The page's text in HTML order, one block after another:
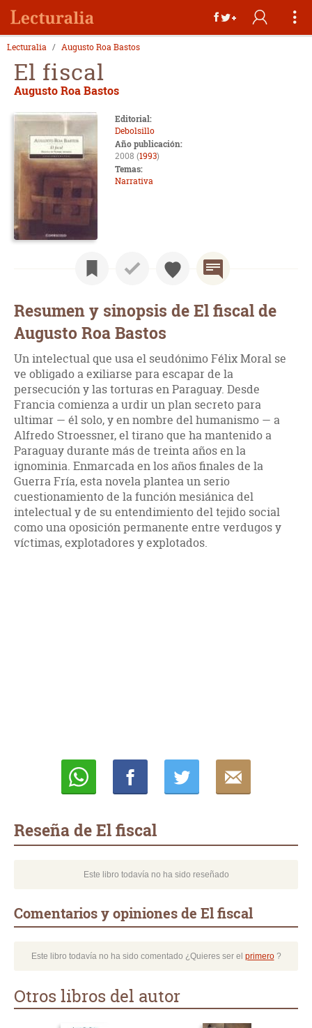
Lecturalia Augusto Roa Bastos
El fiscal
Augusto Roa Bastos
Editorial:
Debolsillo
Año publicación:
2008 (1993)
Temas:
Narrativa
Resumen y sinopsis de El fiscal de
Augusto Roa Bastos
Un intelectual que usa el seudónimo Félix Moral se
ve obligado a exiliarse para escapar de la
persecución y las torturas en Paraguay. Desde
Francia comienza a urdir un plan secreto para
ultimar — él solo, y en nombre del humanismo — a
Alfredo Stroessner, el tirano que ha mantenido a
Paraguay durante más de treinta años en la
ignominia. Enmarcada en los años finales de la
Guerra Fría, esta novela plantea un serio
cuestionamiento de la función mesiánica del
intelectual y de su entendimiento del tejido social
como una oposición permanente entre verdugos y
víctimas, explotadores y explotados.
Reseña de El fiscal
Este libro todavía no ha sido reseñado
Comentarios y opiniones de El fiscal
Este libro todavía no ha sido comentado ¿Quieres ser el primero?
Otros libros del autor